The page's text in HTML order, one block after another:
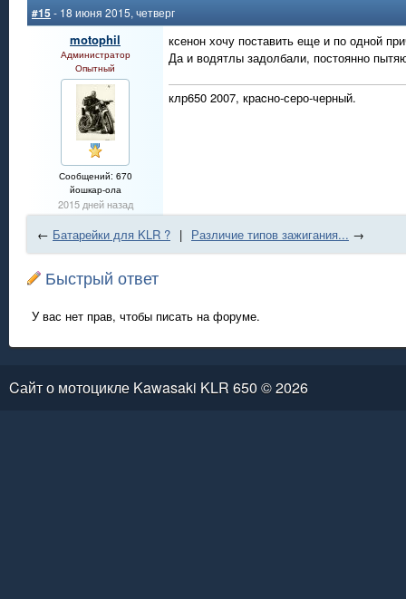
#15 - 18 июня 2015, четверг
motophil
Администратор
Опытный
Сообщений: 670
йошкар-ола
2015 дней назад
ксенон хочу поставить еще и по одной
Да и водятлы задолбали, постоянно
клр650 2007, краcно-серо-черный.
← Батарейки для KLR ? | Различие типов зажигания... →
Быстрый ответ
У вас нет прав, чтобы писать на форуме.
Cайт о мотоцикле Kawasaki KLR 650 © 2026